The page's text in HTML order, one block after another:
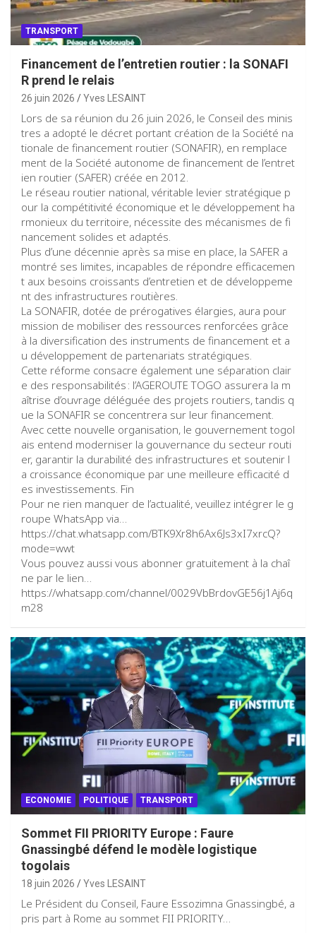
TRANSPORT
Financement de l’entretien routier : la SONAFI
R prend le relais
26 juin 2026 Yves LESAINT
Lors de sa réunion du 26 juin 2026, le Conseil des minis
tres a adopté le décret portant création de la Société na
tionale de financement routier (SONAFIR), en remplace
ment de la Société autonome de financement de l’entret
ien routier (SAFER) créée en 2012.
Le réseau routier national, véritable levier stratégique p
our la compétitivité économique et le développement ha
rmonieux du territoire, nécessite des mécanismes de fi
nancement solides et adaptés.
Plus d’une décennie après sa mise en place, la SAFER a
montré ses limites, incapables de répondre efficacemen
t aux besoins croissants d’entretien et de développeme
nt des infrastructures routières.
La SONAFIR, dotée de prérogatives élargies, aura pour
mission de mobiliser des ressources renforcées grâce
à la diversification des instruments de financement et a
u développement de partenariats stratégiques.
Cette réforme consacre également une séparation clair
e des responsabilités : l’AGEROUTE TOGO assurera la m
aîtrise d’ouvrage déléguée des projets routiers, tandis q
ue la SONAFIR se concentrera sur leur financement.
Avec cette nouvelle organisation, le gouvernement togol
ais entend moderniser la gouvernance du secteur routi
er, garantir la durabilité des infrastructures et soutenir l
a croissance économique par une meilleure efficacité d
es investissements. Fin
Pour ne rien manquer de l’actualité, veuillez intégrer le g
roupe WhatsApp via…
https://chat.whatsapp.com/BTK9Xr8h6Ax6Js3xI7xrcQ?
mode=wwt
Vous pouvez aussi vous abonner gratuitement à la chaî
ne par le lien…
https://whatsapp.com/channel/0029VbBrdovGE56j1Aj6q
m28
ECONOMIE POLITIQUE TRANSPORT
Sommet FII PRIORITY Europe : Faure
Gnassingbé défend le modèle logistique
togolais
18 juin 2026 Yves LESAINT
Le Président du Conseil, Faure Essozimna Gnassingbé, a
pris part à Rome au sommet FII PRIORITY…